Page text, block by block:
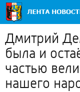
Дмитрий
была и
частью
нашего